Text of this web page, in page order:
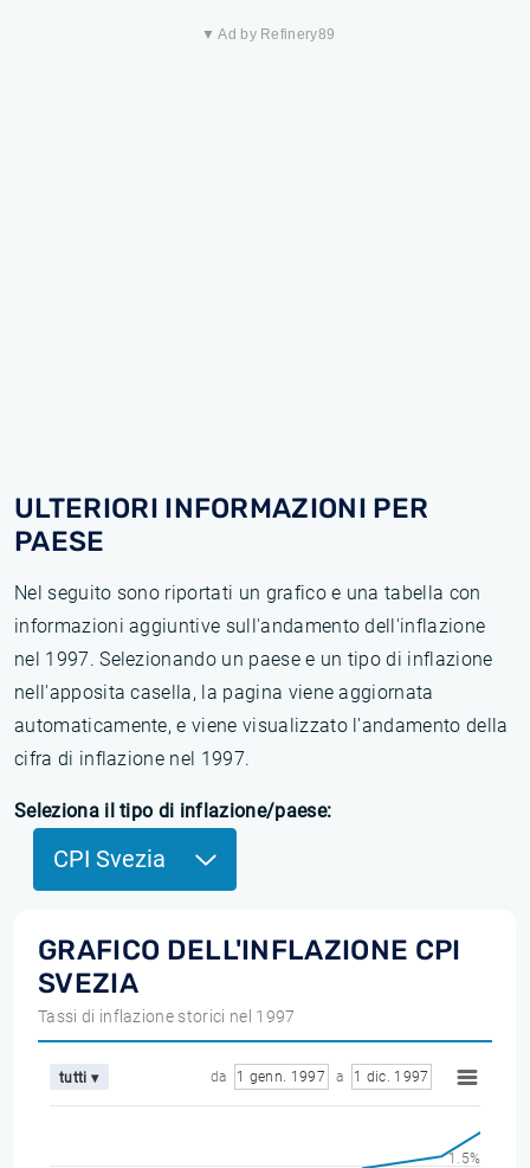
▼ Ad by Refinery89
ULTERIORI INFORMAZIONI PER
PAESE
Nel seguito sono riportati un grafico e una tabella con
informazioni aggiuntive sull'andamento dell'inflazione
nel 1997. Selezionando un paese e un tipo di inflazione
nell'apposita casella, la pagina viene aggiornata
automaticamente, e viene visualizzato l'andamento della
cifra di inflazione nel 1997.
Seleziona il tipo di inflazione/paese:
CPI Svezia
GRAFICO DELL'INFLAZIONE CPI
SVEZIA
Tassi di inflazione storici nel 1997
tutti ▾ da 1 genn. 1997 a 1 dic. 1997
1.5%